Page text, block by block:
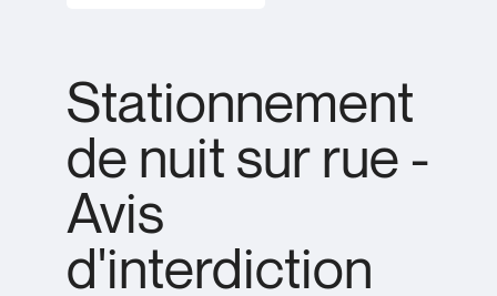
Stationnement
de nuit sur rue -
Avis
d'interdiction